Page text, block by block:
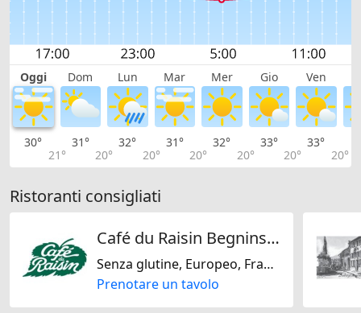
Oggi Dom Lun Mar Mer Gio Ven
30°
21°
31°
20°
32°
20°
31°
20°
32°
20°
33°
20°
33°
20°
Ristoranti consigliati
Café du Raisin Begnins SA
Senza glutine, Europeo, Francese, Svizzera
Prenotare un tavolo